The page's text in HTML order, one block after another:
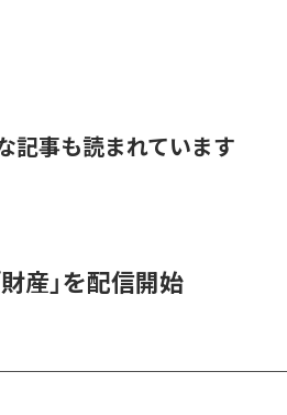
記事も読まれています
産」を配信開始